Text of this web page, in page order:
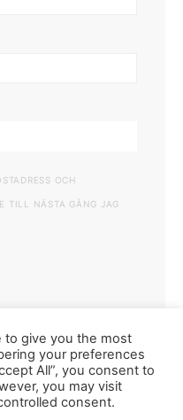
OCH
TILL NÄSTA GÅNG JAG
to give you the most
your preferences
All”, you consent to
you may visit
consent.